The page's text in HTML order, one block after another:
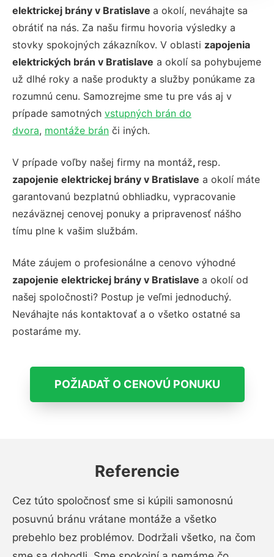
elektrickej brány v Bratislave a okolí, neváhajte sa
obrátiť na nás. Za našu firmu hovoria výsledky a
stovky spokojných zákazníkov. V oblasti zapojenia
elektrických brán v Bratislave a okolí sa pohybujeme
už dlhé roky a naše produkty a služby ponúkame za
rozumnú cenu. Samozrejme sme tu pre vás aj v
prípade samotných vstupných brán do
dvora, montáže brán či iných.
V prípade voľby našej firmy na montáž, resp.
zapojenie elektrickej brány v Bratislave a okolí máte
garantovanú bezplatnú obhliadku, vypracovanie
nezáväznej cenovej ponuky a pripravenosť nášho
tímu plne k vašim službám.
Máte záujem o profesionálne a cenovo výhodné
zapojenie elektrickej brány v Bratislave a okolí od
našej spoločnosti? Postup je veľmi jednoduchý.
Neváhajte nás kontaktovať a o všetko ostatné sa
postaráme my.
POŽIADAŤ O CENOVÚ PONUKU
Referencie
Cez túto spoločnosť sme si kúpili samonosnú
posuvnú bránu vrátane montáže a všetko
prebehlo bez problémov. Dodržali všetko, na čom